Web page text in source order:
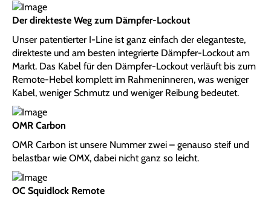
Der direkteste Weg zum Dämpfer-Lockout
Unser patentierter I-Line ist ganz einfach der eleganteste,
direkteste und am besten integrierte Dämpfer-Lockout am
Markt. Das Kabel für den Dämpfer-Lockout verläuft bis zum
Remote-Hebel komplett im Rahmeninneren, was weniger
Kabel, weniger Schmutz und weniger Reibung bedeutet.
OMR Carbon
OMR Carbon ist unsere Nummer zwei – genauso steif und
belastbar wie OMX, dabei nicht ganz so leicht.
OC Squidlock Remote